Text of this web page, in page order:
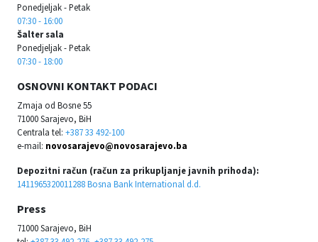
Ponedjeljak - Petak
07:30 - 16:00
Šalter sala
Ponedjeljak - Petak
07:30 - 18:00
OSNOVNI KONTAKT PODACI
Zmaja od Bosne 55
71000 Sarajevo, BiH
Centrala tel: +387 33 492-100
e-mail: novosarajevo@novosarajevo.ba
Depozitni račun (račun za prikupljanje javnih prihoda):
1411965320011288 Bosna Bank International d.d.
Press
71000 Sarajevo, BiH